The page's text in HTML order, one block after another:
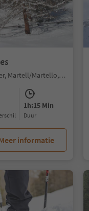
Transacqua/Ennewasser, Martell/Martello, Vinschgau/Val Venosta
1h:15 Min
Duur
informatie